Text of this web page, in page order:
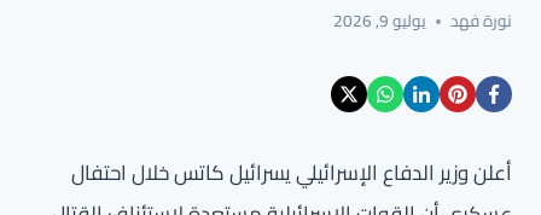
نورة فهد يوليو 9, 2026
أعلن وزير الدفاع الإسرائيلي يسرائيل كاتس خلال احتفال